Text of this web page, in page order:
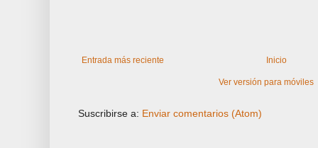
Entrada más reciente Inicio
Ver versión para móviles
Suscribirse a: Enviar comentarios (Atom)